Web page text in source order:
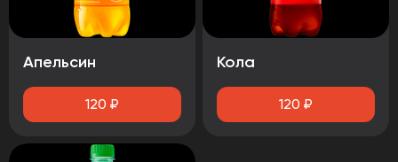
Апельсин
120 ₽
Кола
120 ₽